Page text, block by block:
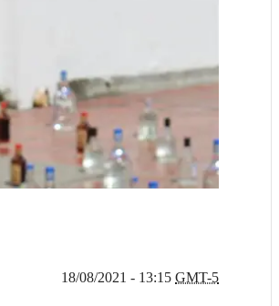
18/08/2021 - 13:15 GMT-5